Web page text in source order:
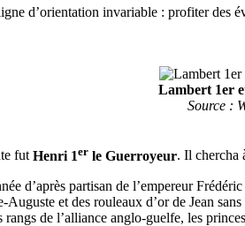
d’orientation invariable : profiter des
Lambert 1er
Source :
futHenri 1er le Guerroyeur. Il chercha
d’après partisan de l’empereur
et des rouleaux d’or de Jean sans
de l’alliance anglo-guelfe, les